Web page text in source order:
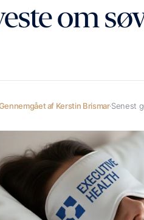
om
af Kerstin Brismar·Senest